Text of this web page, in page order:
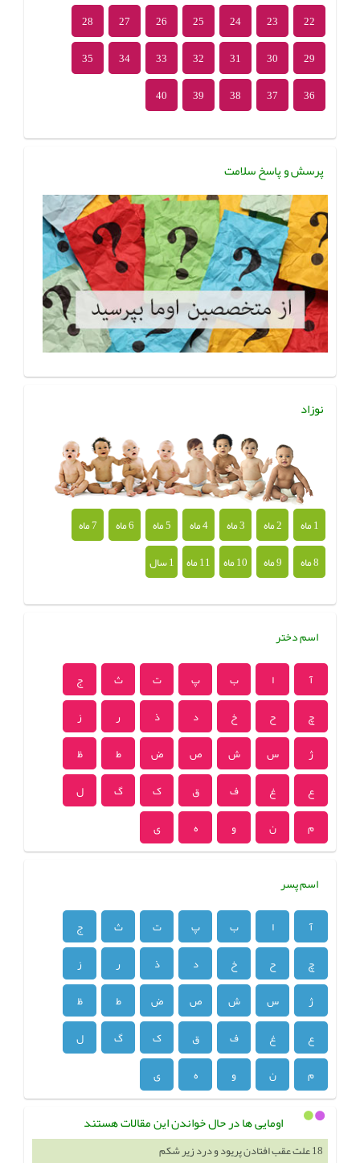
22
23
24
25
26
27
28
29
30
31
32
33
34
35
36
37
38
39
40
پرسش و پاسخ سلامت
نوزاد
1 ماه 2 ماه 3 ماه 4 ماه 5 ماه 6 ماه
7 ماه
8 ماه
9 ماه 10 ماه 11 ماه 1 سال
اسم دختر
آ ا ب پ ت ث
ج
چ
ح خ د ذ ر
ز
ژ
س ش ص ض ط
ظ
ع
غ ف ق ک گ
ل
م
ن و ه ی
اسم پسر
آ ا ب پ ت ث
ج
چ
ح خ د ذ ر
ز
ژ
س ش ص ض ط
ظ
ع
غ ف ق ک گ
ل
م
ن و ه ی
اومایی ها در حال خواندن این مقالات هستند
14 سوال رایج شما درباره اسپرم